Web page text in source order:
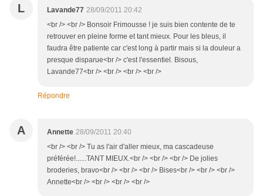
L Lavande77 28/09/2011 20:42
<br /> <br /> Bonsoir Frimousse ! je suis bien contente de te
retrouver en pleine forme et tant mieux. Pour les bleus, il
faudra être patiente car c'est long à partir mais si la douleur a
presque disparue<br /> c'est l'essentiel. Bisous,
Lavande77<br /> <br /> <br /> <br />
Répondre
A Annette 28/09/2011 20:40
<br /> <br /> Tu as l'air d'aller mieux, ma cascadeuse
préférée!......TANT MIEUX.<br /> <br /> <br /> De jolies
broderies, bravo<br /> <br /> <br /> Bises<br /> <br /> <br />
Annette<br /> <br /> <br /> <br />